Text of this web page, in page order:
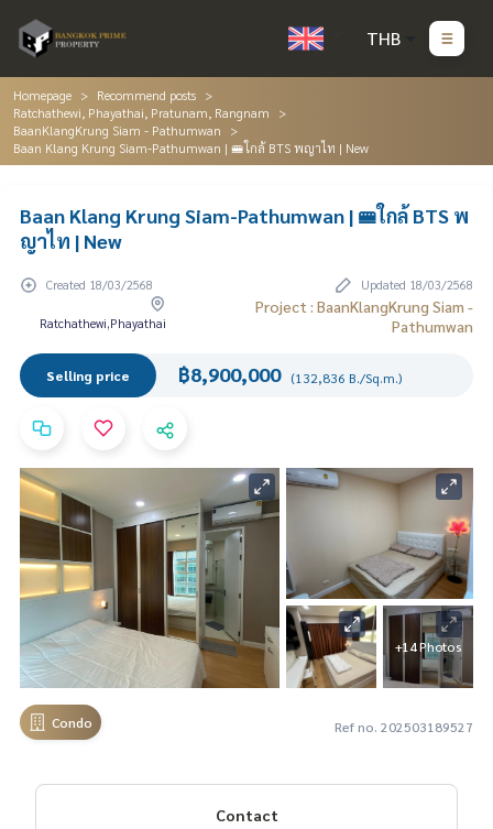
THB
Homepage
Recommend posts
Ratchathewi, Phayathai, Pratunam, Rangnam
BaanKlangKrung Siam - Pathumwan
Baan Klang Krung Siam-Pathumwan | 🚝ใกล้ BTS พญาไท | New
Baan Klang Krung Siam-Pathumwan | 🚝ใกล้ BTS พ
ญาไท | New
Created 18/03/2568 Updated 18/03/2568
Ratchathewi,Phayathai
Project : BaanKlangKrung Siam -
Pathumwan
Selling price ฿8,900,000 (132,836 B./Sq.m.)
+14 Photos
Condo Ref no. 202503189527
Contact